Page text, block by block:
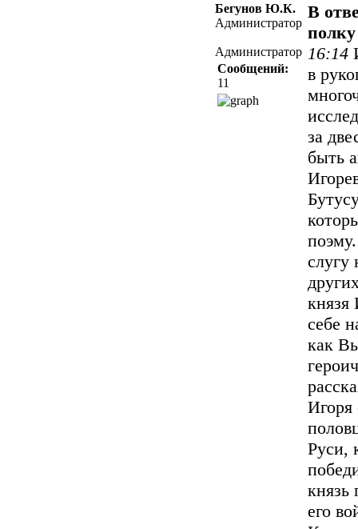
Бегунов Ю.К.
Администратор
Администратор
Сообщений:
11
В
16:14
в
за
быть
слугу
князя
себе
как
Руси,
князь
его